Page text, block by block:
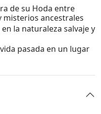
de su Hoda entre
misterios ancestrales
la naturaleza salvaje y
pasada en un lugar